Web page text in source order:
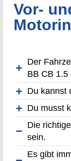
Vor-
Der
BB CB 1.5
Du kannst
Du musst
Die
sein.
Es gibt